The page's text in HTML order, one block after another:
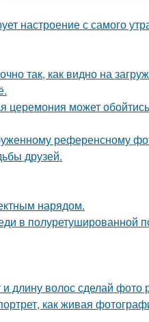
настроение с самого
так, как видно на
церемония может
референсному
друзей.
нарядом.
в полуретушированной
волос сделай фото
как живая